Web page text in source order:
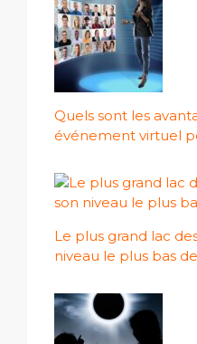
Quels sont les
événement virtuel
Le plus grand lac
niveau le plus bas